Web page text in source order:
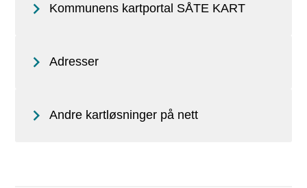
Kommunens kartportal SÅTE KART
Adresser
Andre kartløsninger på nett